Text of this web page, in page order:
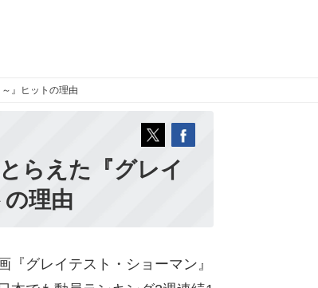
～』ヒットの理由
らえた『グレイ
理由
『グレイテスト・ショーマン』